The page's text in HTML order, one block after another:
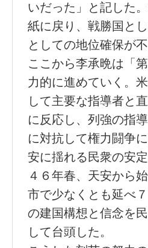
いだった」と記した
紙に戻り、戦勝国と
としての地位確保が
ここから李承晩は「
力的に進めていく。
して主要な指導者と
に反応し、列強の指
に対抗して権力闘争
安に揺れる民衆の安
４６年春、天安から
市で少なくとも延べ
の建国構想と信念を
して台頭した。